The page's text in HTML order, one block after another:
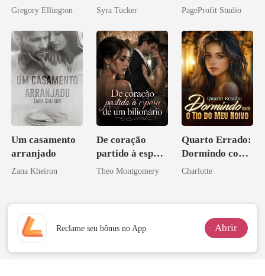
meu chefe
Gregory Ellington Syra Tucker
o do Alfa:
Verdadeira
Companheira
PageProfit Studio
Um casamento
arranjado
Zana Kheiron
De coração
partido à esposa
de um bilionário
Theo Montgomery
Quarto Errado:
Dormindo com
o Tio do Meu
Charlotte
Reclame seu bônus no App Abrir